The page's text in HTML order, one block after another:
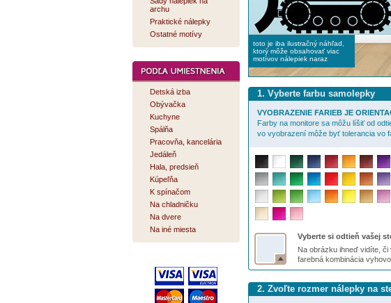
archu
Praktické nálepky
Ostatné motívy
Detská izba
Obývačka
Kuchyne
Spálňa
Pracovňa, kancelária
Jedáleň
Hala, predsieň
Kúpeľňa
K spínačom
Na chladničku
Na dvere
Na iné miesta
toto je iba ilustračný náhľad,
ktorý môže obsahovať viac
motívov nálepiek naraz
1. Vyberte farbu samolepky
VYOBRAZENIE FARIEB JE
Farby na monitore sa môžu líšiť od
vo vyobrazení môže byť tolerancia vo
Vyberte si odtieň vašej
Na obrázku ihneď vidíte, či
farebná kombinácia
2. Zvoľte rozmer nálepky na